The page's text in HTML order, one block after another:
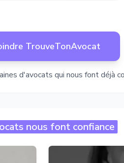
TrouveTonAvocat
d'avocats qui nous font déjà
nous font confiance